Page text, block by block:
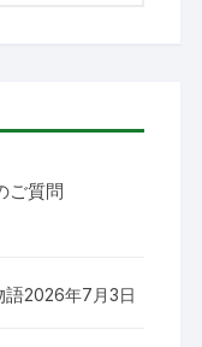
ご質問
語2026年7月3日